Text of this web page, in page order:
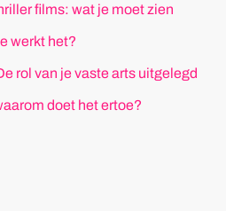
films: wat je moet zien
werkt het?
rol van je vaste arts uitgelegd
doet het ertoe?